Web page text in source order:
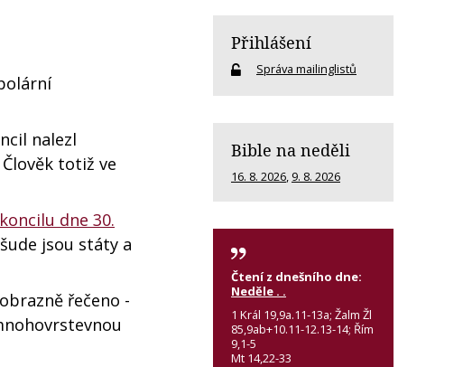
nalezl
totiž ve
dne 30.
jsou státy a
řečeno -
Přihlášení
Správa mailinglistů
Bible na neděli
16. 8. 2026 9. 8. 2026
Čtení z dnešního dne:
Neděle . .
1 Král 19,9a.11-13a; Žalm Žl
85,9ab+10.11-12.13-14; Řím
9,1-5
Mt 14,22-33